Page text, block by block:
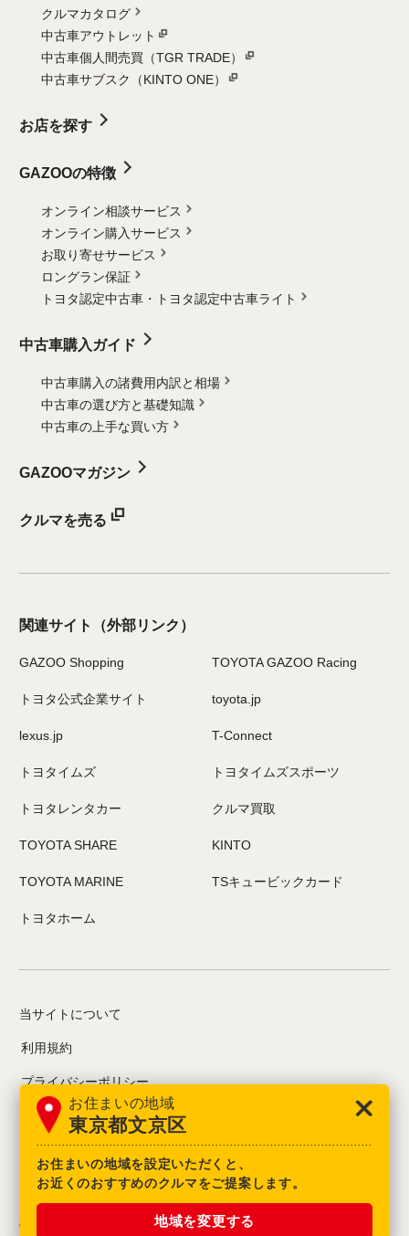
お住まいの地域
東京都文京区
お住まいの地域を設定いただくと、
お近くのおすすめのクルマをご提案します。
地域を変更する
野猿街道16号バイパス
タホワイトアーチ♪が目
京王堀之内駅からお電
クルマカタログ
中古車アウトレット
中古車個人間売買（TGR TRADE）
中古車サブスク（KINTO ONE）
お店を探す
GAZOOの特徴
オンライン相談サービス
オンライン購入サービス
お取り寄せサービス
ロングラン保証
トヨタ認定中古車・
トヨタ認定中古車ライト
中古車購入ガイド
中古車購入の諸費用内訳と相場
中古車の選び方と基礎知識
中古車の上手な買い方
GAZOOマガジン
クルマを売る
関連サイト （外部リンク）
GAZOO Shopping TOYOTA GAZOO Racing
トヨタ公式企業サイト toyota.jp
lexus.jp T-Connect
トヨタイムズ トヨタイムズスポーツ
トヨタレンタカー クルマ買取
TOYOTA SHARE KINTO
TOYOTA MARINE TSキュービックカード
トヨタホーム
当サイトについて
利用規約
プライバシーポリシー
お問い合わせ
情報募集について
COPYRIGHT© TOYOTA MOTOR CORPORATION.